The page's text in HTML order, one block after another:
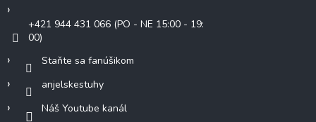
+421 944 431 066 (PO - NE 15:00 - 19:
00)
Staňte sa fanúšikom
anjelskestuhy
Náš Youtube kanál